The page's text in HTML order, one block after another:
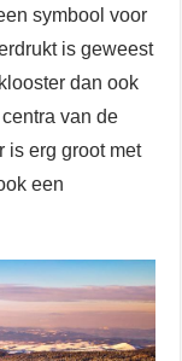
symbool voor
is geweest
dan ook
van de
is erg groot met
een